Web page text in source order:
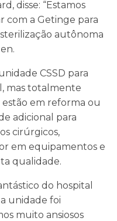
disse: “Estamos
com a Getinge para
autônoma
CSSD para
mas totalmente
em reforma ou
adicional para
cirúrgicos,
em equipamentos e
qualidade.
do hospital
unidade foi
muito ansiosos